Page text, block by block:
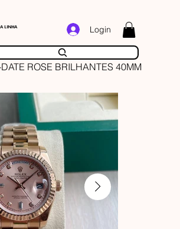
LINHA Login
ROSE BRILHANTES 40MM